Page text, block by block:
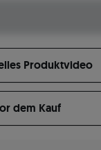
Produktvideo
dem Kauf